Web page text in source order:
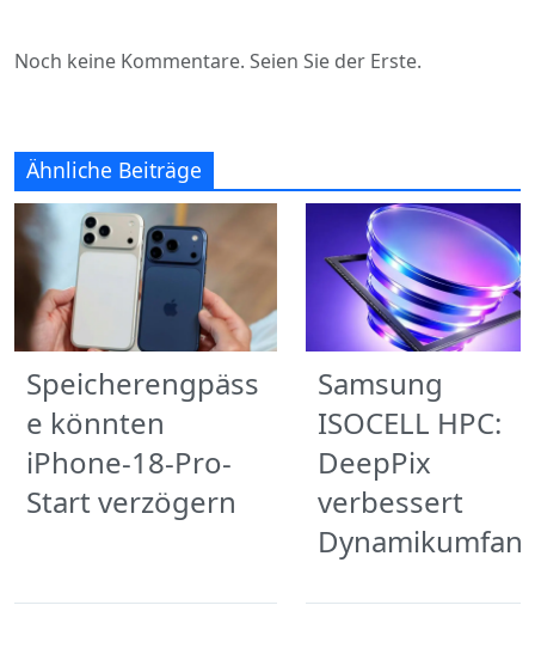
Noch keine Kommentare. Seien Sie der Erste.
Ähnliche Beiträge
Speicherengpäss
e könnten
iPhone-18-Pro-
Start verzögern
Samsung
ISOCELL HPC:
DeepPix
verbessert